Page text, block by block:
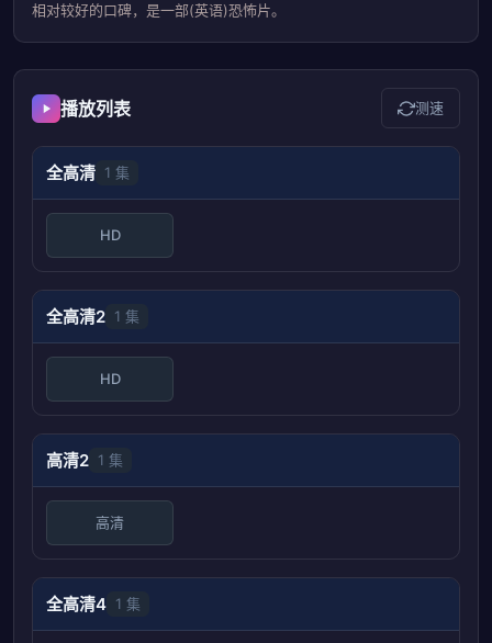
相对较好的口碑，是一部(英语)恐怖片。
播放列表 测速
全高清 1 集
HD
全高清2 1 集
HD
高清2 1 集
高清
全高清4 1 集